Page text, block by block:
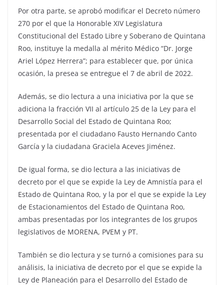
Por otra parte, se aprobó modificar el Decreto número
270 por el que la Honorable XIV Legislatura
Constitucional del Estado Libre y Soberano de Quintana
Roo, instituye la medalla al mérito Médico “Dr. Jorge
Ariel López Herrera”; para establecer que, por única
ocasión, la presea se entregue el 7 de abril de 2022.
Además, se dio lectura a una iniciativa por la que se
adiciona la fracción VII al artículo 25 de la Ley para el
Desarrollo Social del Estado de Quintana Roo;
presentada por el ciudadano Fausto Hernando Canto
García y la ciudadana Graciela Aceves Jiménez.
De igual forma, se dio lectura a las iniciativas de
decreto por el que se expide la Ley de Amnistía para el
Estado de Quintana Roo, y la por el que se expide la Ley
de Estacionamientos del Estado de Quintana Roo,
ambas presentadas por los integrantes de los grupos
legislativos de MORENA, PVEM y PT.
También se dio lectura y se turnó a comisiones para su
análisis, la iniciativa de decreto por el que se expide la
Ley de Planeación para el Desarrollo del Estado de